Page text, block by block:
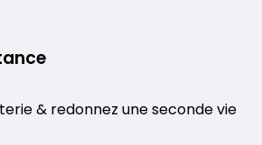
& redonnez une seconde vie